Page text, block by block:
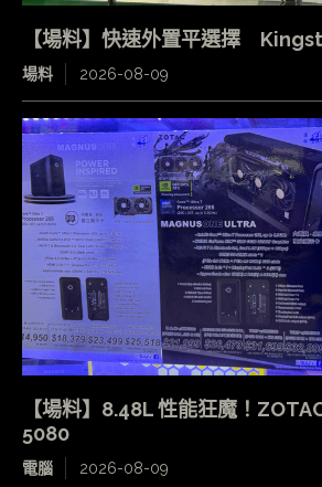
【場料】快速外置平選擇
場料 2026-08-09
【場料】8.48L 性能狂魔！
5080
電腦 2026-08-09